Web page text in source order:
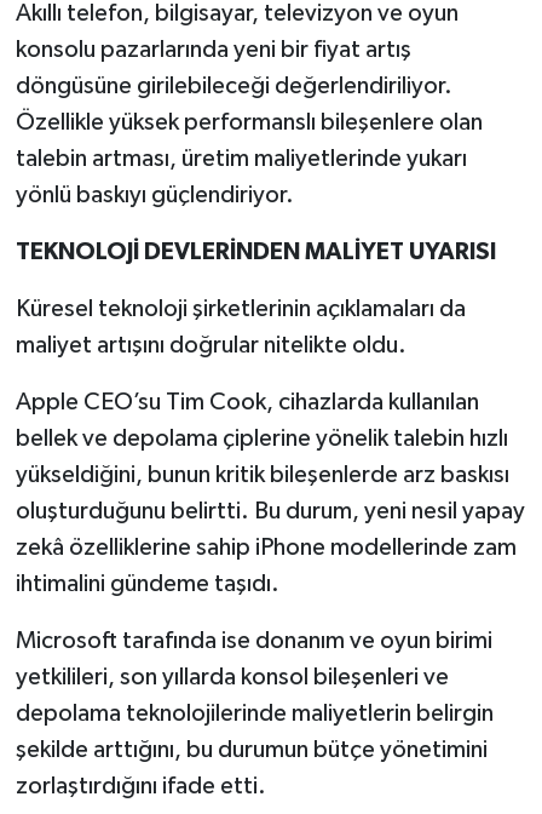
Akıllı telefon, bilgisayar, televizyon ve oyun
konsolu pazarlarında yeni bir fiyat artış
döngüsüne girilebileceği değerlendiriliyor.
Özellikle yüksek performanslı bileşenlere olan
talebin artması, üretim maliyetlerinde yukarı
yönlü baskıyı güçlendiriyor.
TEKNOLOJİ DEVLERİNDEN MALİYET UYARISI
Küresel teknoloji şirketlerinin açıklamaları da
maliyet artışını doğrular nitelikte oldu.
Apple CEO’su Tim Cook, cihazlarda kullanılan
bellek ve depolama çiplerine yönelik talebin hızlı
yükseldiğini, bunun kritik bileşenlerde arz baskısı
oluşturduğunu belirtti. Bu durum, yeni nesil yapay
zekâ özelliklerine sahip iPhone modellerinde zam
ihtimalini gündeme taşıdı.
Microsoft tarafında ise donanım ve oyun birimi
yetkilileri, son yıllarda konsol bileşenleri ve
depolama teknolojilerinde maliyetlerin belirgin
şekilde arttığını, bu durumun bütçe yönetimini
zorlaştırdığını ifade etti.